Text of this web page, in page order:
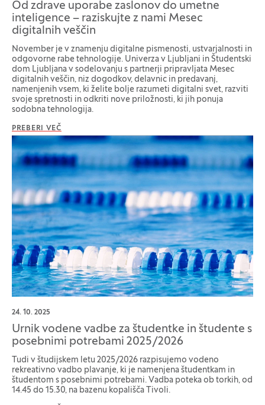
Od zdrave uporabe zaslonov do umetne
inteligence – raziskujte z nami Mesec
digitalnih veščin
November je v znamenju digitalne pismenosti, ustvarjalnosti in
odgovorne rabe tehnologije. Univerza v Ljubljani in Študentski
dom Ljubljana v sodelovanju s partnerji pripravljata Mesec
digitalnih veščin, niz dogodkov, delavnic in predavanj,
namenjenih vsem, ki želite bolje razumeti digitalni svet, razviti
svoje spretnosti in odkriti nove priložnosti, ki jih ponuja
sodobna tehnologija.
PREBERI VEČ
24. 10. 2025
Urnik vodene vadbe za študentke in študente s
posebnimi potrebami 2025/2026
Tudi v študijskem letu 2025/2026 razpisujemo vodeno
rekreativno vadbo plavanje, ki je namenjena študentkam in
študentom s posebnimi potrebami. Vadba poteka ob torkih, od
14.45 do 15.30, na bazenu kopališča Tivoli.